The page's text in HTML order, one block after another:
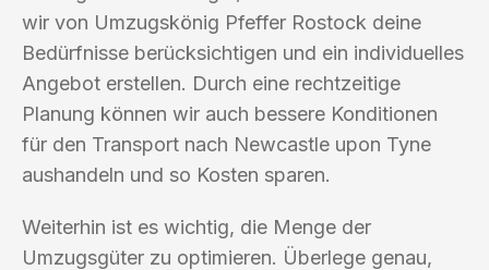
wir von Umzugskönig Pfeffer Rostock deine
Bedürfnisse berücksichtigen und ein individuelles
Angebot erstellen. Durch eine rechtzeitige
Planung können wir auch bessere Konditionen
für den Transport nach Newcastle upon Tyne
aushandeln und so Kosten sparen.
Weiterhin ist es wichtig, die Menge der
Umzugsgüter zu optimieren. Überlege genau,